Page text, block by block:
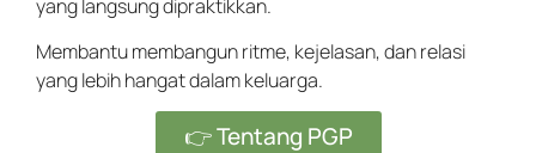
yang langsung dipraktikkan.
Membantu membangun ritme, kejelasan, dan relasi
yang lebih hangat dalam keluarga.
👉 Tentang PGP